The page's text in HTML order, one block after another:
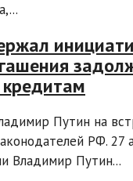
кредитам
Путин на
РФ. 27
Владимир Путин...